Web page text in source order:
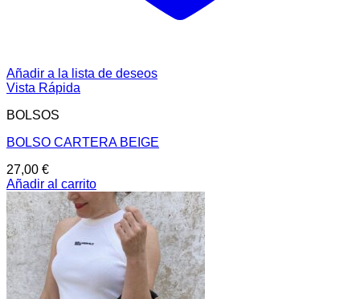
Añadir a la lista de deseos
Vista Rápida
BOLSOS
BOLSO CARTERA BEIGE
27,00 €
Añadir al carrito